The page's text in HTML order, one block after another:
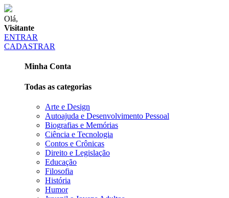
Olá,
Visitante
ENTRAR
CADASTRAR
Minha Conta
Todas as categorias
Arte e Design
Autoajuda e Desenvolvimento Pessoal
Biografias e Memórias
Ciência e Tecnologia
Contos e Crônicas
Direito e Legislação
Educação
Filosofia
História
Humor